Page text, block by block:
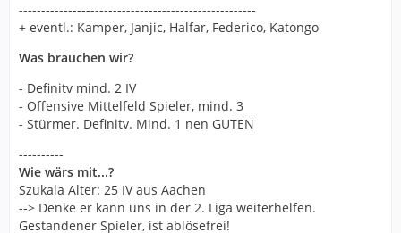
-----------------------------------------------------
+ eventl.: Kamper, Janjic, Halfar, Federico, Katongo
Was brauchen wir?
- Definitv mind. 2 IV
- Offensive Mittelfeld Spieler, mind. 3
- Stürmer. Definitv. Mind. 1 nen GUTEN
----------
Wie wärs mit...?
Szukala Alter: 25 IV aus Aachen
--> Denke er kann uns in der 2. Liga weiterhelfen.
Gestandener Spieler, ist ablösefrei!